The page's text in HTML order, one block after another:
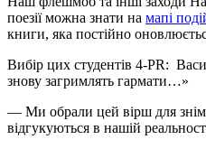
поезії можна знати на мапі
книги, яка постійно
Вибір цих студентів 4-PR:
знову загримлять гармати…»
— Ми обрали цей вірш для
відгукуються в нашій